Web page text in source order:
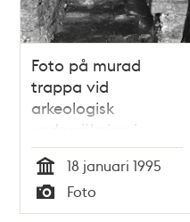
Foto på murad
trappa vid
arkeologisk
undersökning i
Storkyrkobrinken
Tid
18 januari 1995
Typ
Foto